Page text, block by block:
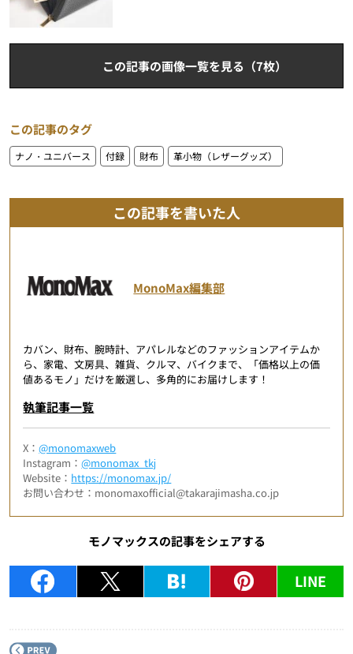
この記事の画像一覧を見る（7枚）
この記事のタグ
ナノ・ユニバース 付録 財布 革小物（レザーグッズ）
この記事を書いた人
MonoMax編集部
カバン、財布、腕時計、アパレルなどのファッションアイテムか
ら、家電、文房具、雑貨、クルマ、バイクまで、「価格以上の価
値あるモノ」だけを厳選し、多角的にお届けします！
執筆記事一覧
X：@monomaxweb
Instagram：@monomax_tkj
Website： https://monomax.jp/
お問い合わせ：monomaxofficial@takarajimasha.co.jp
モノマックスの記事をシェアする
LINE